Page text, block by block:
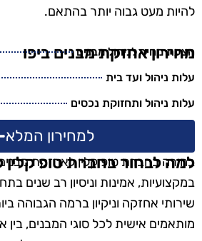
להיות מעט גבוה יותר בהתאם.
מחירון אחזקת מבנים ביפו
הצעת מחיר לניהול מבנים
עלות ניהול ועד בית
עלות ניהול ותחזוקת נכסים
למחירון המלא
למה לבחור בחברת טופ
בחירה בחברת טופ קלין לאחזקת
במקצועיות, אמינות וניסיון רב שנים
שירותי אחזקה וניקיון ברמה הגבוהה
מותאמים אישית לכל סוגי המבנים, בין